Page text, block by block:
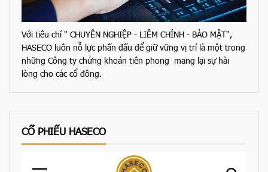
Với tiêu chí " CHUYÊN NGHIỆP - LIÊM CHÍNH - BẢO MẬT",
HASECO luôn nỗ lực phấn đấu để giữ vững vị trí là một trong
những Công ty chứng khoán tiên phong mang lại sự hài
lòng cho các cổ đông.
CỔ PHIẾU HASECO